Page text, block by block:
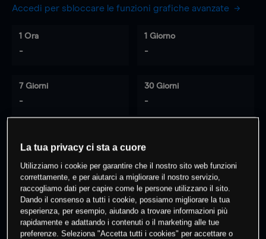
Accedi per sbloccare le funzioni grafiche avanzate
1 Ora
-
1 Giorno
-
7 Giorni
-
30 Giorni
-
0 % dei clienti hanno posizioni
questo prodotto
Fai trading
La tua privacy ci sta a cuore
Utilizziamo i cookie per garantire che il nostro sito web funzioni
correttamente, e per aiutarci a migliorare il nostro servizio,
raccogliamo dati per capire come le persone utilizzano il sito.
Dando il consenso a tutti i cookie, possiamo migliorare la tua
esperienza, per esempio, aiutando a trovare informazioni più
rapidamente e adattando i contenuti o il marketing alle tue
preferenze. Seleziona "Accetta tutti i cookies" per accettare o